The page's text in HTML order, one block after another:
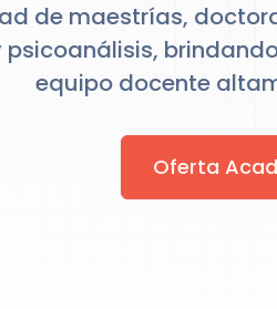
de maestrías,
equipo docente
Oferta